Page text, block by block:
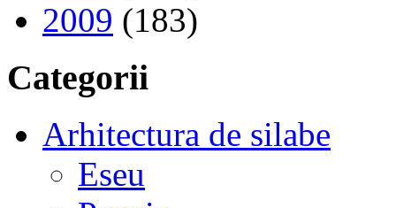
2009 (183)
Categorii
Arhitectura de silabe
Eseu